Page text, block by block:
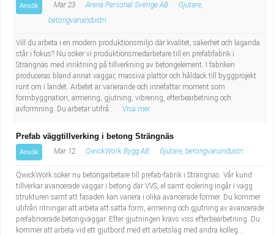
Ansök Mar 23 Arena Personal Sverige AB
Gjutare,
betongvaruindustri
Vill du arbeta i en modern produktionsmiljö där kvalitet, säkerhet och laganda
står i fokus? Nu söker vi produktionsmedarbetare till en prefabfabrik i
Strängnäs med inriktning på tillverkning av betongelement. I fabriken
produceras bland annat väggar, massiva plattor och håldäck till byggprojekt
runt om i landet. Arbetet är varierande och innefattar moment som
formbyggnation, armering, gjutning, vibrering, efterbearbetning och
avformning. Du arbetar utifrå...
Visa mer
Prefab väggtillverking i betong Strängnäs
Ansök Mar 12 QwickWork Bygg AB Gjutare, betongvaruindustri
QwickWork söker nu betongarbetare till prefab-fabrik i Strängnäs. Vår kund
tillverkar avancerade väggar i betong där VVS, el samt isolering ingår i vägg
strukturen samt att fasaden kan variera i olika avancerade former. Du kommer
utifrån ritningar att arbeta att sätta form, armering och gjutning av avancerade
prefabricerade betongväggar. Efter gjutningen krävs viss efterbearbetning. Du
kommer att arbeta vid ett gjutbord med ett arbetslag med andra kolleg...